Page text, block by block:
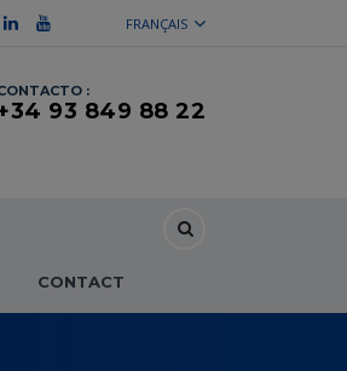
FRANÇAIS
:
93 849 88 22
CONTACT